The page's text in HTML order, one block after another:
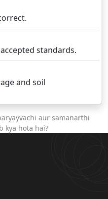
standards.
and soil
aur samanarthi
kya hota hai?